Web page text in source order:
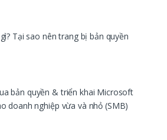
Tại sao nên trang bị bản quyền
bản quyền & triển khai Microsoft
doanh nghiệp vừa và nhỏ (SMB)